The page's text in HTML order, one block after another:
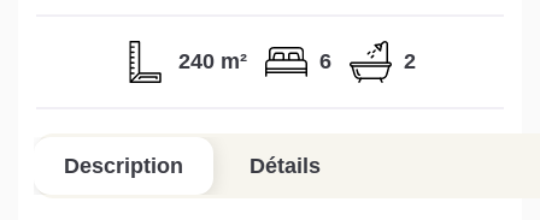
240 m² 6 2
Description Détails